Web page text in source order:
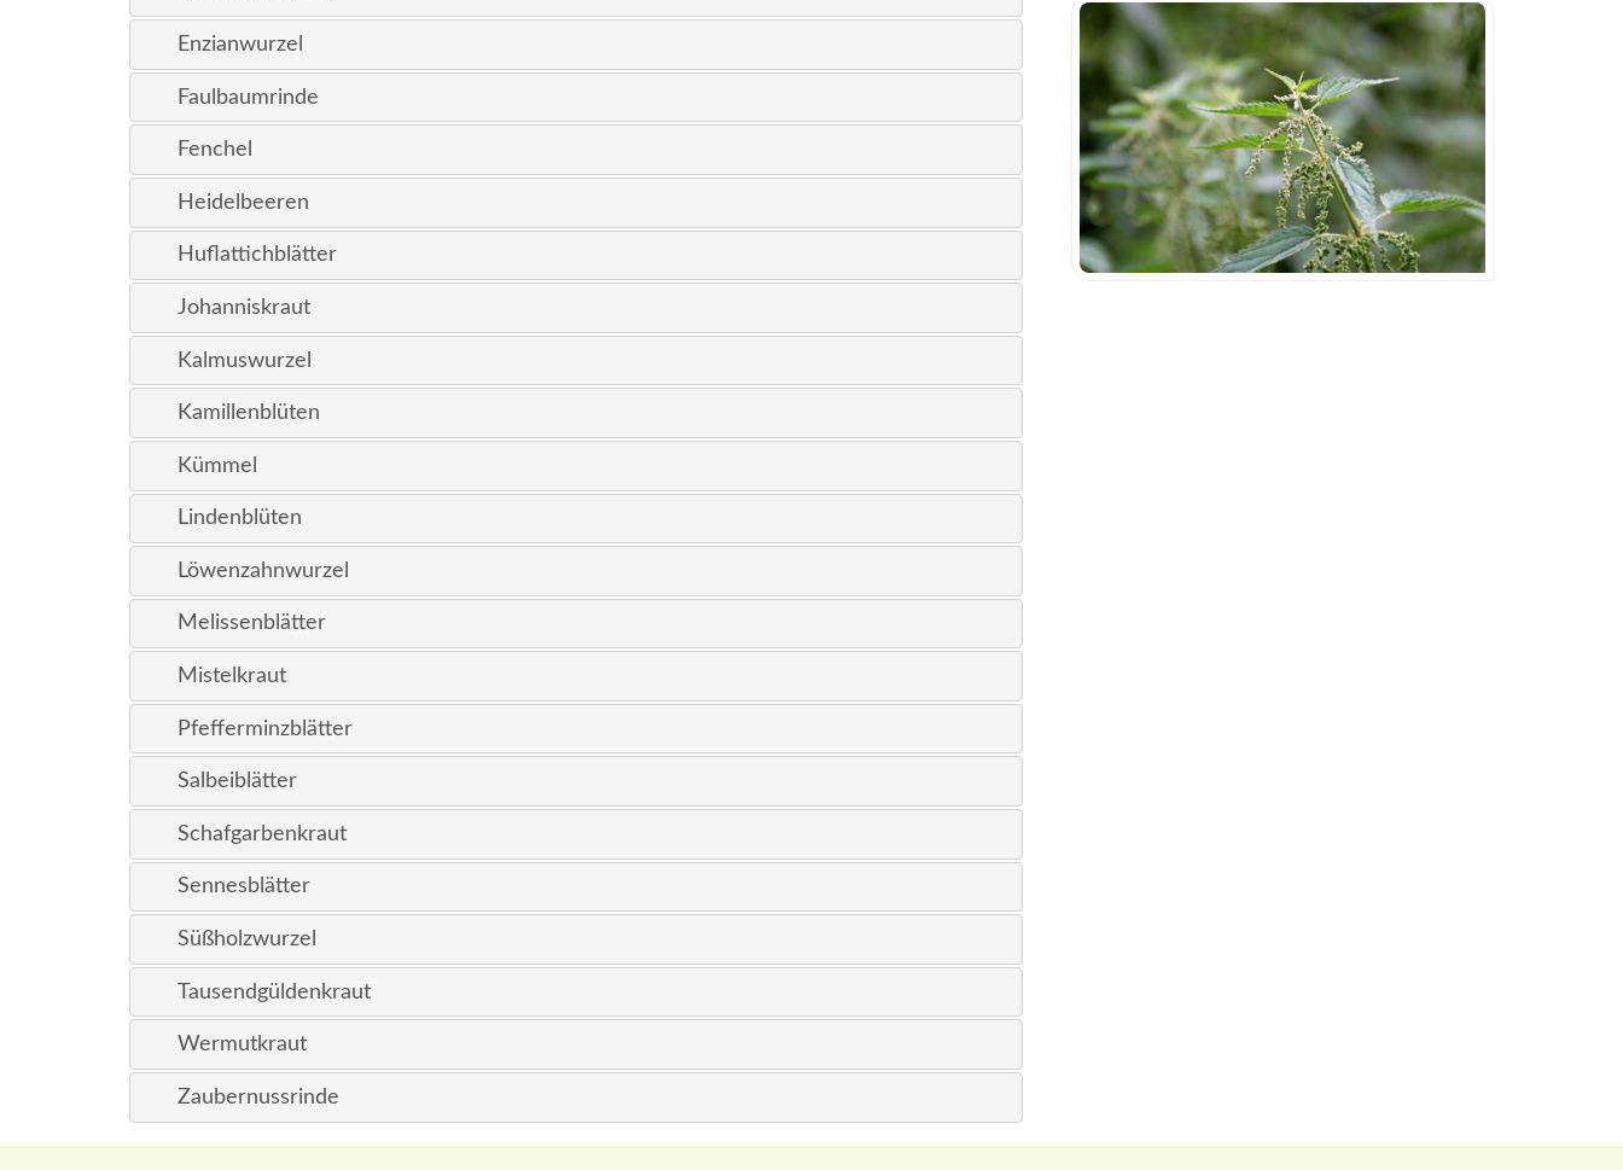
Enzianwurzel
Faulbaumrinde
Fenchel
Heidelbeeren
Huflattichblätter
Johanniskraut
Kalmuswurzel
Kamillenblüten
Kümmel
Lindenblüten
Löwenzahnwurzel
Melissenblätter
Mistelkraut
Pfefferminzblätter
Salbeiblätter
Schafgarbenkraut
Sennesblätter
Süßholzwurzel
Tausendgüldenkraut
Wermutkraut
Zaubernussrinde